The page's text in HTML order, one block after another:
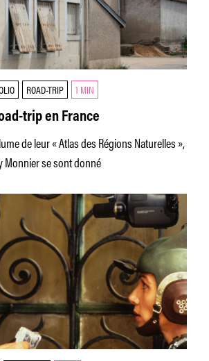
ROAD-TRIP 1 MIN
trip en France
de leur « Atlas des Régions Naturelles »,
Monnier se sont donné